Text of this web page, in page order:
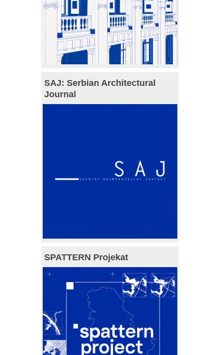
SAJ: Serbian Architectural
Journal
SPATTERN Projekat